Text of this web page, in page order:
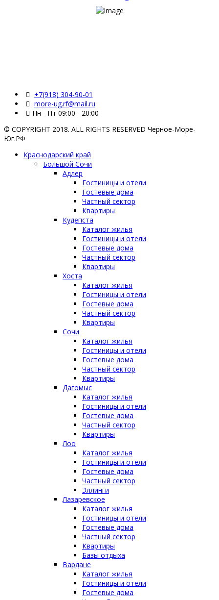
+7(918) 304-90-01
more-ug.rf@mail.ru
Пн - Пт 09:00 - 20:00
© COPYRIGHT 2018. ALL RIGHTS RESERVED Черное-Море-
Юг.РФ
Краснодарский край
Большой Сочи
Адлер
Гостиницы и отели
Гостевые дома
Частный сектор
Квартиры
Кудепста
Каталог жилья
Гостиницы и отели
Гостевые дома
Частный сектор
Квартиры
Хоста
Каталог жилья
Гостиницы и отели
Гостевые дома
Частный сектор
Квартиры
Сочи
Каталог жилья
Гостиницы и отели
Гостевые дома
Частный сектор
Квартиры
Дагомыс
Каталог жилья
Гостиницы и отели
Гостевые дома
Частный сектор
Квартиры
Лоо
Каталог жилья
Гостиницы и отели
Гостевые дома
Частный сектор
Эллинги
Лазаревское
Каталог жилья
Гостиницы и отели
Гостевые дома
Частный сектор
Квартиры
Базы отдыха
Вардане
Каталог жилья
Гостиницы и отели
Гостевые дома